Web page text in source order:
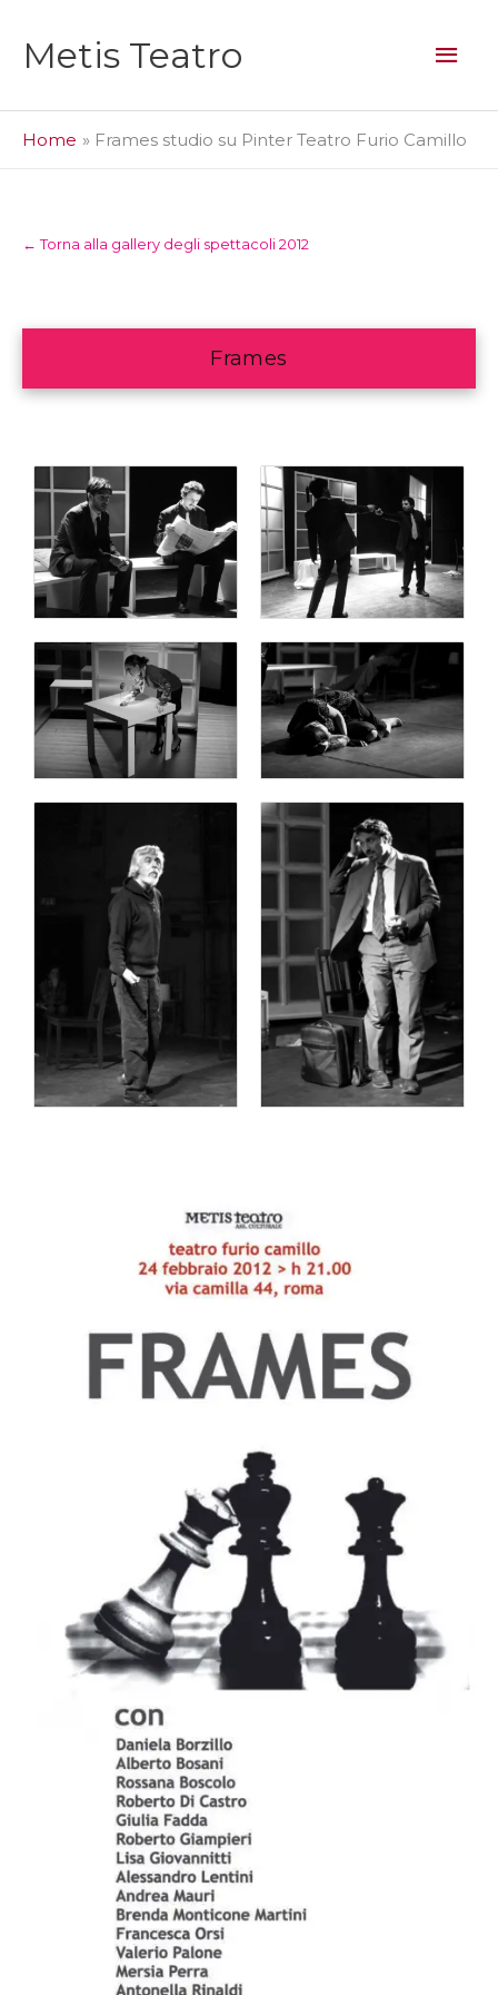
contenuto
Metis Teatro
Home Frames studio su Pinter Teatro Furio Camillo
← Torna alla gallery degli spettacoli 2012
Frames